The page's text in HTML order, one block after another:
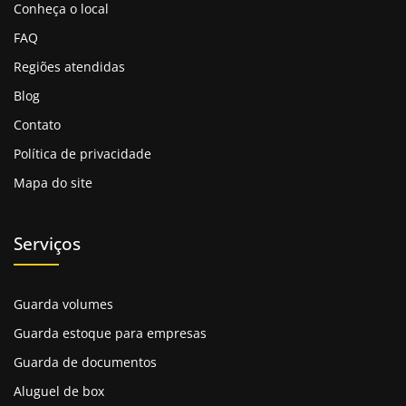
negócio familiar e cresceu mantendo seus valores de
integridade e confiabilidade.
Oferece espaços em nosso
tamanhos, para armazenar móveis, documentos e
objetos pessoais.
bens dos clientes. Comprometida com a qualidade, a
buscando superar expectativas em cada serviço
A Importância de um Guarda
móveis em BH
Conheça o local
FAQ
Regiões atendidas
Blog
Contato
Política de privacidade
Mapa do site
Serviços
Guarda volumes
Guarda estoque para empresas
Guarda de documentos
Aluguel de box